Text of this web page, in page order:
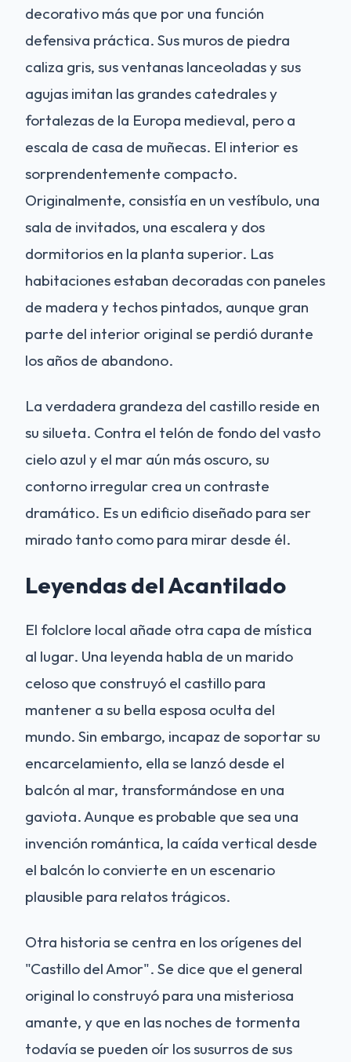
decorativo más que por una función
defensiva práctica. Sus muros de piedra
caliza gris, sus ventanas lanceoladas y sus
agujas imitan las grandes catedrales y
fortalezas de la Europa medieval, pero a
escala de casa de muñecas. El interior es
sorprendentemente compacto.
Originalmente, consistía en un vestíbulo, una
sala de invitados, una escalera y dos
dormitorios en la planta superior. Las
habitaciones estaban decoradas con paneles
de madera y techos pintados, aunque gran
parte del interior original se perdió durante
los años de abandono.
La verdadera grandeza del castillo reside en
su silueta. Contra el telón de fondo del vasto
cielo azul y el mar aún más oscuro, su
contorno irregular crea un contraste
dramático. Es un edificio diseñado para ser
mirado tanto como para mirar desde él.
Leyendas del Acantilado
El folclore local añade otra capa de mística
al lugar. Una leyenda habla de un marido
celoso que construyó el castillo para
mantener a su bella esposa oculta del
mundo. Sin embargo, incapaz de soportar su
encarcelamiento, ella se lanzó desde el
balcón al mar, transformándose en una
gaviota. Aunque es probable que sea una
invención romántica, la caída vertical desde
el balcón lo convierte en un escenario
plausible para relatos trágicos.
Otra historia se centra en los orígenes del
"Castillo del Amor". Se dice que el general
original lo construyó para una misteriosa
amante, y que en las noches de tormenta
todavía se pueden oír los susurros de sus